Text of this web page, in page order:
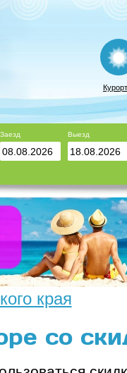
Заезд Выезд
края
со